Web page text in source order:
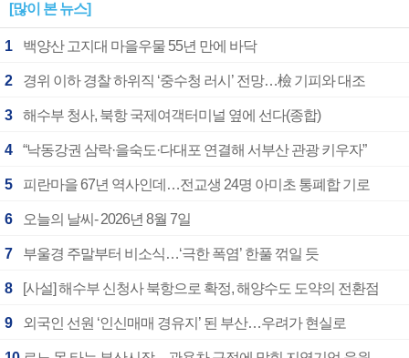
[많이 본 뉴스]
1 백양산 고지대 마을우물 55년 만에 바닥
2 경위 이하 경찰 하위직 ‘중수청 러시’ 전망…檢 기피와 대조
3 해수부 청사, 북항 국제여객터미널 옆에 선다(종합)
4 “낙동강권 삼락·을숙도·다대포 연결해 서부산 관광 키우자”
5 피란마을 67년 역사인데…전교생 24명 아미초 통폐합 기로
6 오늘의 날씨- 2026년 8월 7일
7 부울경 주말부터 비소식…‘극한 폭염’ 한풀 꺾일 듯
8 [사설] 해수부 신청사 북항으로 확정, 해양수도 도약의 전환점
9 외국인 선원 ‘인신매매 경유지’ 된 부산…우려가 현실로